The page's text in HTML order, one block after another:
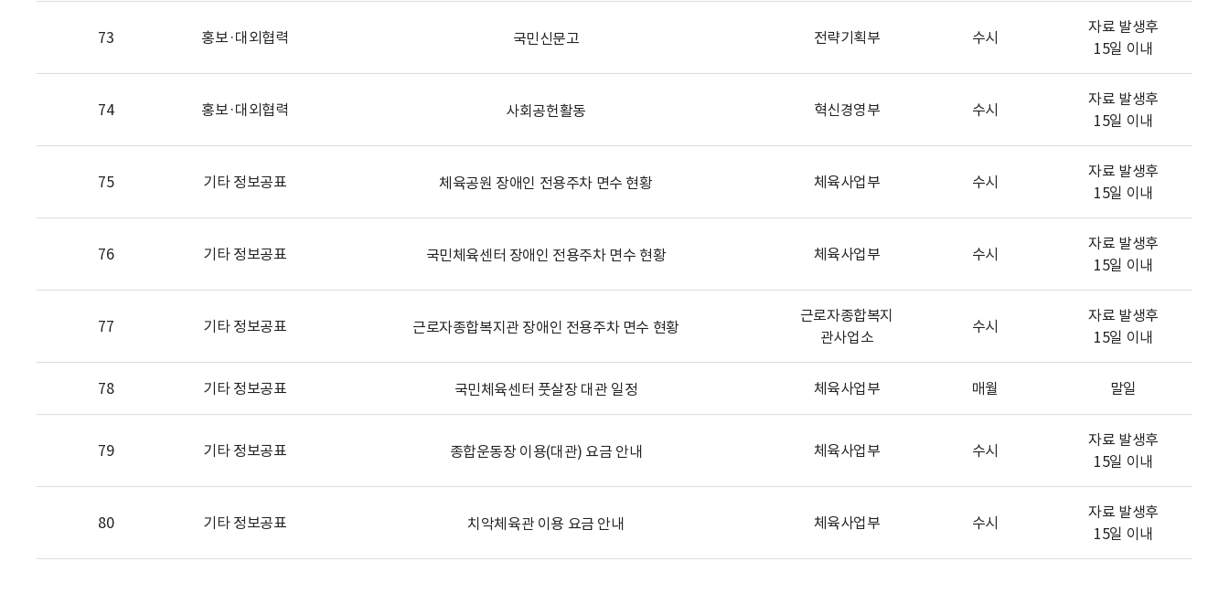
73 홍보·대외협력 국민신문고 전략기획부 수시
자료 발생후
15일 이내
74 홍보·대외협력 사회공헌활동 혁신경영부 수시
자료 발생후
15일 이내
75 기타 정보공표 체육공원 장애인 전용주차 면수 현황 체육사업부 수시
자료 발생후
15일 이내
76 기타 정보공표 국민체육센터 장애인 전용주차 면수 현황 체육사업부 수시
자료 발생후
15일 이내
77 기타 정보공표 근로자종합복지관 장애인 전용주차 면수 현황
근로자종합복지
관사업소
수시
자료 발생후
15일 이내
78 기타 정보공표 국민체육센터 풋살장 대관 일정 체육사업부 매월 말일
79 기타 정보공표 종합운동장 이용(대관) 요금 안내 체육사업부 수시
자료 발생후
15일 이내
80 기타 정보공표 치악체육관 이용 요금 안내 체육사업부 수시
자료 발생후
15일 이내